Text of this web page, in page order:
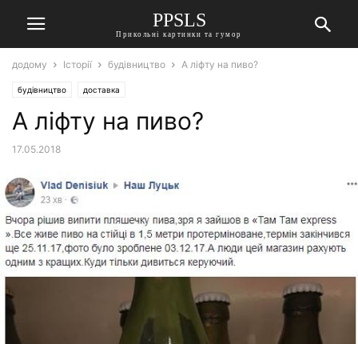
PPSLS
Прикольні картинки та гумор
додому Історії будівництво А ліфту на пиво?
будівництво доставка
А ліфту на пиво?
17.05.2018